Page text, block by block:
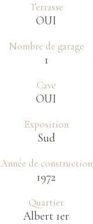
Terrasse
OUI
Nombre de garage
1
Cave
OUI
Exposition
Sud
Année de construction
1972
Quartier
Albert 1er